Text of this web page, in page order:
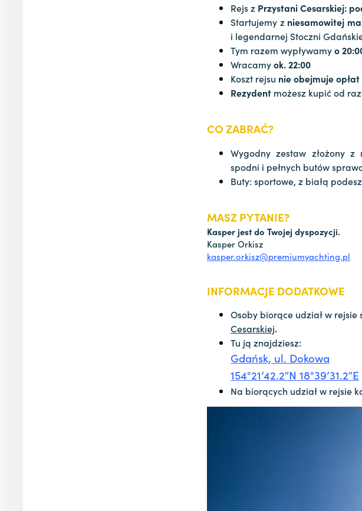
Rejs z Przystani Cesarskiej:
Startujemy z niesamowitej
i legendarnej Stoczni
Tym razem wypływamyo
Wracamyok. 22:00
Koszt rejsu nie obejmuje
Rezydent możesz kupić od
CO ZABRAĆ?
Wygodny zestaw złożony z
spodni i pełnych butów
Buty: sportowe, z białą
MASZ PYTANIE?
Kasper jest do Twojej dyspozycji.
Kasper Orkisz
kasper.orkisz@premiumyachting.pl
INFORMACJE DODATKOWE
Osoby biorące udział w
Cesarskiej.
Tu ją znajdziesz:
Gdańsk, ul. Dokowa
154°21’42.2″N 18°39’31.2″E
Na biorących udział w rejsie